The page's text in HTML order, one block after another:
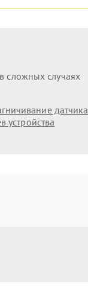
сложных случаях
датчика
устройства